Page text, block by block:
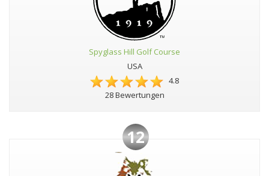
Spyglass Hill Golf Course
USA
4.8
28 Bewertungen
12